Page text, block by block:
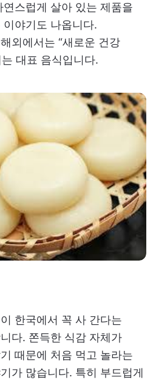
스럽게 살아 있는 제품을
야기도 나옵니다.
외에서는 “새로운 건강
대표 음식입니다.
한국에서 꼭 사 간다는
다. 쫀득한 식감 자체가
때문에 처음 먹고 놀라는
가 많습니다. 특히 부드럽게